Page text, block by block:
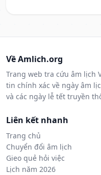
Về Amlich.org
Trang web tra cứu âm lịch
tin chính xác về ngày âm
và các ngày lễ tết truyền
Liên kết nhanh
Trang chủ
Chuyển đổi âm lịch
Gieo quẻ hỏi việc
Lịch năm 2026